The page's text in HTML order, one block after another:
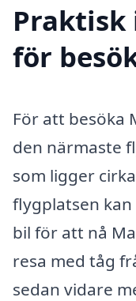
för
För att besöka
den närmaste
som ligger
flygplatsen
bil för att nå
resa med tåg
sedan vidare